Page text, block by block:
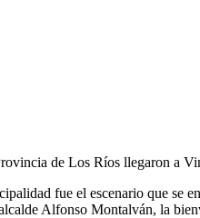
de Los Ríos llegaron a
fue el escenario que
Alfonso Montalván, la